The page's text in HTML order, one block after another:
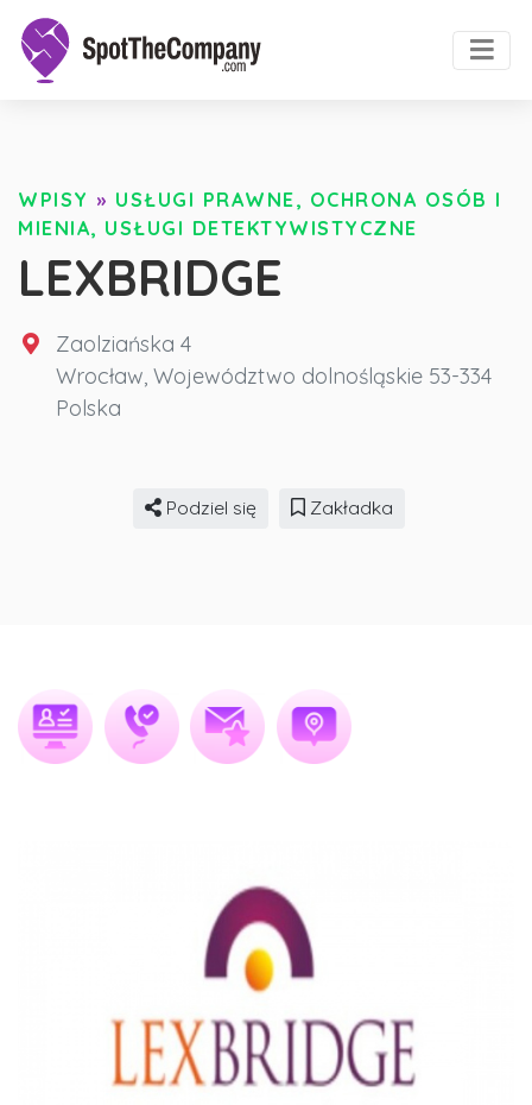
WPISY » USŁUGI PRAWNE, OCHRONA OSÓB I
MIENIA, USŁUGI DETEKTYWISTYCZNE
LEXBRIDGE
Zaolziańska 4
Wrocław, Województwo dolnośląskie 53-334
Polska
Podziel się Zakładka